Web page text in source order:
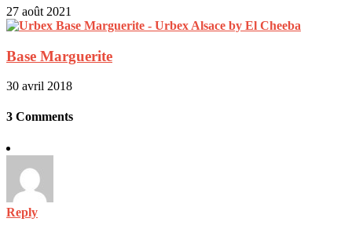
27 août 2021
Base Marguerite
30 avril 2018
3 Comments
Reply